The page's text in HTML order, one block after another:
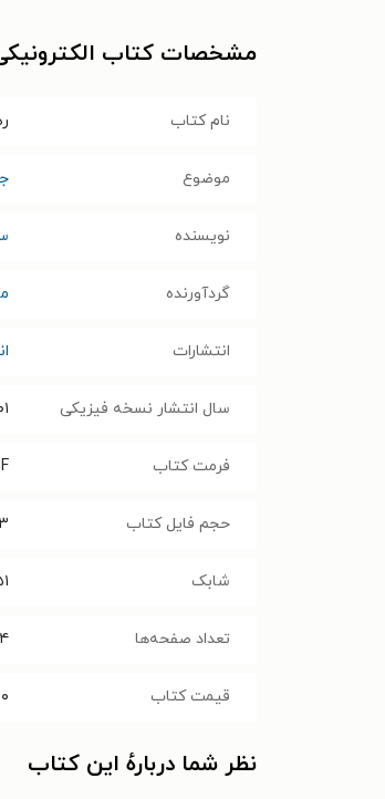
مشخصات کتاب
نام کتاب
موضوع
نویسنده
گردآورنده
انتشارات
سال انتشار نسخه فیزیکی
فرمت کتاب
حجم فایل کتاب
شابک
تعداد صفحه‌ها
قیمت کتاب
نظر شما دربارهٔ این کتاب